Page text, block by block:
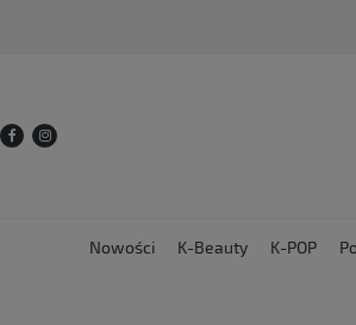
Nowości K-Beauty K-POP